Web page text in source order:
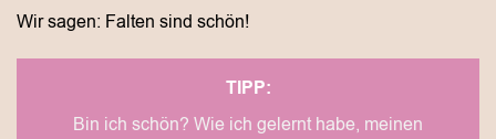
Wir sagen: Falten sind schön!
TIPP:
Bin ich schön? Wie ich gelernt habe, meinen